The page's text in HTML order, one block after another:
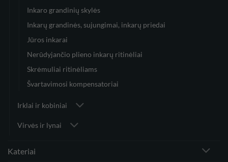
Inkaro grandinių skylės
Inkarų grandinės, sujungimai, inkarų priedai
Jūros inkarai
Nerūdyjančio plieno inkarų ritinėliai
Skrėmuliai ritinėliams
Švartavimosi kompensatoriai
Irklai ir kobiniai
Virvės ir lynai
Kateriai